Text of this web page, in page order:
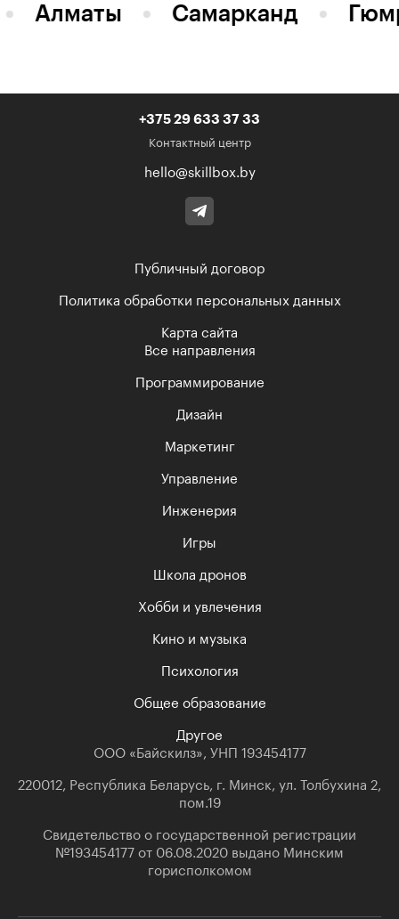
Алматы Самарканд
+375 29 633 37 33
Контактный центр
hello@skillbox.by
Публичный договор
Политика обработки персональных данных
Карта сайта
Все направления
Программирование
Дизайн
Маркетинг
Управление
Инженерия
Игры
Школа дронов
Хобби и увлечения
Кино и музыка
Психология
Общее образование
Другое
ООО «Байскилз», УНП 193454177
220012, Республика Беларусь, г. Минск, ул. Толбухина 2,
пом.19
Свидетельство о государственной регистрации
№193454177 от 06.08.2020 выдано Минским
горисполкомом